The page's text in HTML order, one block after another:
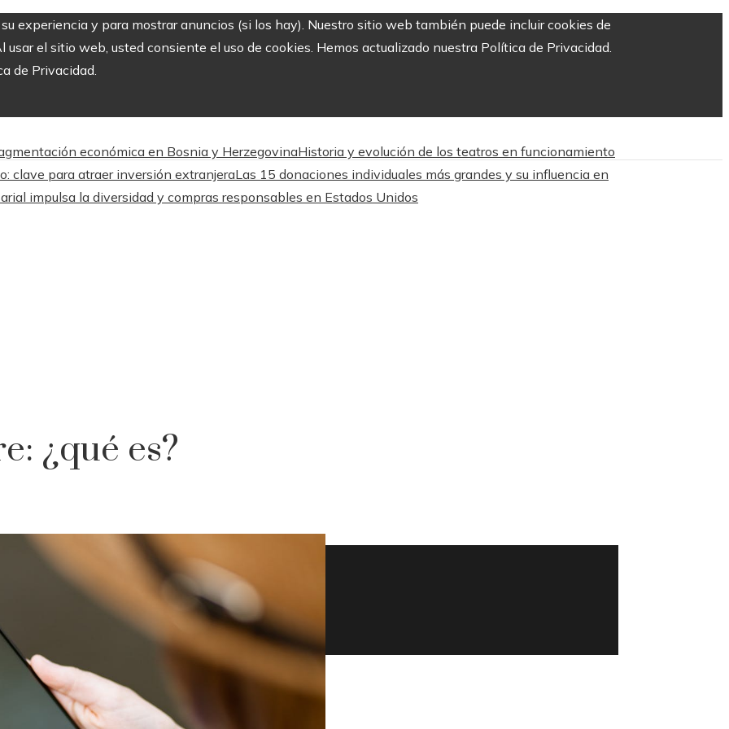
experiencia y para mostrar anuncios (si los hay). Nuestro sitio web también puede incluir cookies de
el sitio web, usted consiente el uso de cookies. Hemos actualizado nuestra Política de Privacidad.
de Privacidad.
económica en Bosnia y HerzegovinaHistoria y evolución de los teatros en funcionamiento
clave para atraer inversión extranjeraLas 15 donaciones individuales más grandes y su influencia en
impulsa la diversidad y compras responsables en Estados Unidos
¿qué es?